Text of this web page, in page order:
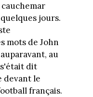
jours.
mots de John
au
dit
devant le
français.